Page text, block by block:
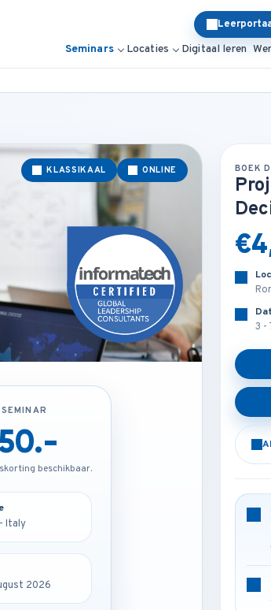
Seminars Locaties Digitaal leren
KLASSIKAAL ONLINE
€4,250.-
Tot 50% groepskorting beschikbaar.
3 - 7 August 2026
AANKOMEND SEMINAR
€1,850.-
Tot 50% groepskorting beschikbaar.
3 - 7 August 2026
BOEK
3 -